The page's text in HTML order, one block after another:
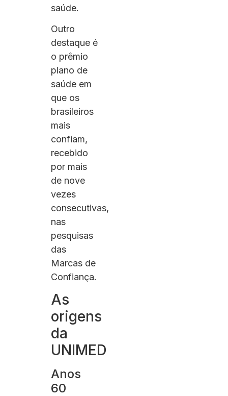
saúde.
Outro
destaque é
o prêmio
plano de
saúde em
que os
brasileiros
mais
confiam,
recebido
por mais
de nove
vezes
consecutivas,
nas
pesquisas
das
Marcas de
Confiança.
As
origens
da
UNIMED
Anos
60